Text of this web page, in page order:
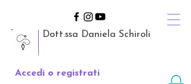
Dott.ssa Daniela Schiroli
Accedi o registrati